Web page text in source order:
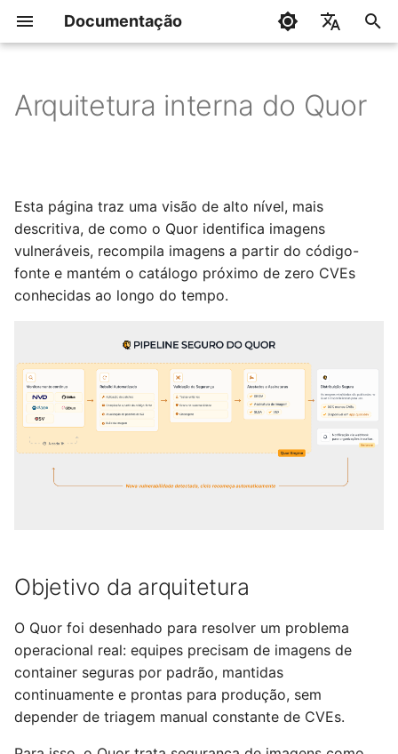
Documentação
Português
l
i
u
i
s
Objetivo da arquitetura
Estratégia de segurança
por design
Fluxo ponta a ponta
Modelo de redução de
patch gap
Modelo de evidência:
SBOM, proveniência, SLSA
e VEX
VEX no ciclo operacional
Arquitetura interna do Quor
Esta página traz uma visão de alto nível, mais
descritiva, de como o Quor identifica imagens
vulneráveis, recompila imagens a partir do código-
fonte e mantém o catálogo próximo de zero CVEs
conhecidas ao longo do tempo.
Objetivo da arquitetura
O Quor foi desenhado para resolver um problema
operacional real: equipes precisam de imagens de
container seguras por padrão, mantidas
continuamente e prontas para produção, sem
depender de triagem manual constante de CVEs.